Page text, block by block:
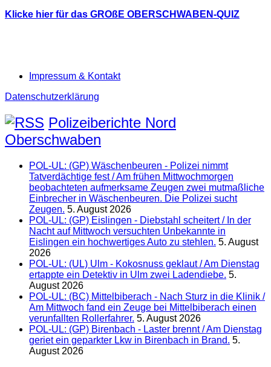
Klicke hier für das GROßE OBERSCHWABEN-QUIZ
Impressum & Kontakt
Datenschutzerklärung
Polizeiberichte Nord
Oberschwaben
POL-UL: (GP) Wäschenbeuren - Polizei nimmt
Tatverdächtige fest / Am frühen Mittwochmorgen
beobachteten aufmerksame Zeugen zwei mutmaßliche
Einbrecher in Wäschenbeuren. Die Polizei sucht
Zeugen. 5. August 2026
POL-UL: (GP) Eislingen - Diebstahl scheitert / In der
Nacht auf Mittwoch versuchten Unbekannte in
Eislingen ein hochwertiges Auto zu stehlen. 5. August
2026
POL-UL: (UL) Ulm - Kokosnuss geklaut / Am Dienstag
ertappte ein Detektiv in Ulm zwei Ladendiebe. 5.
August 2026
POL-UL: (BC) Mittelbiberach - Nach Sturz in die Klinik /
Am Mittwoch fand ein Zeuge bei Mittelbiberach einen
verunfallten Rollerfahrer. 5. August 2026
POL-UL: (GP) Birenbach - Laster brennt / Am Dienstag
geriet ein geparkter Lkw in Birenbach in Brand. 5.
August 2026